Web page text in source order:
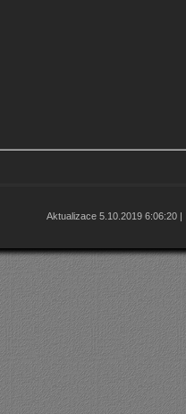
Aktualizace 5.10.2019 6:06:20 |